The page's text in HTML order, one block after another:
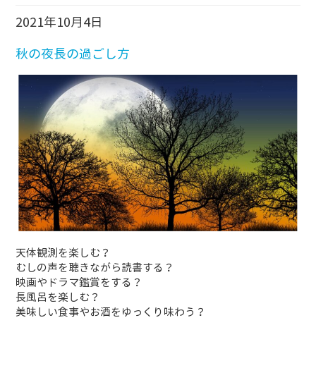
2021年10月4日
秋の夜長の過ごし方
天体観測を楽しむ？
むしの声を聴きながら読書する？
映画やドラマ鑑賞をする？
長風呂を楽しむ？
美味しい食事やお酒をゆっくり味わう？